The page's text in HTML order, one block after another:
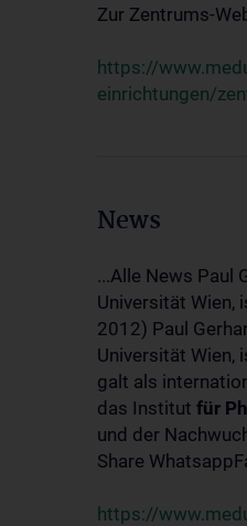
Zur Zentrums-
https://
einrichtungen/
News
...Alle News Paul
Universität Wien,
2012) Paul
Universität Wien,
galt als
das Institut für
und der
Share
https://